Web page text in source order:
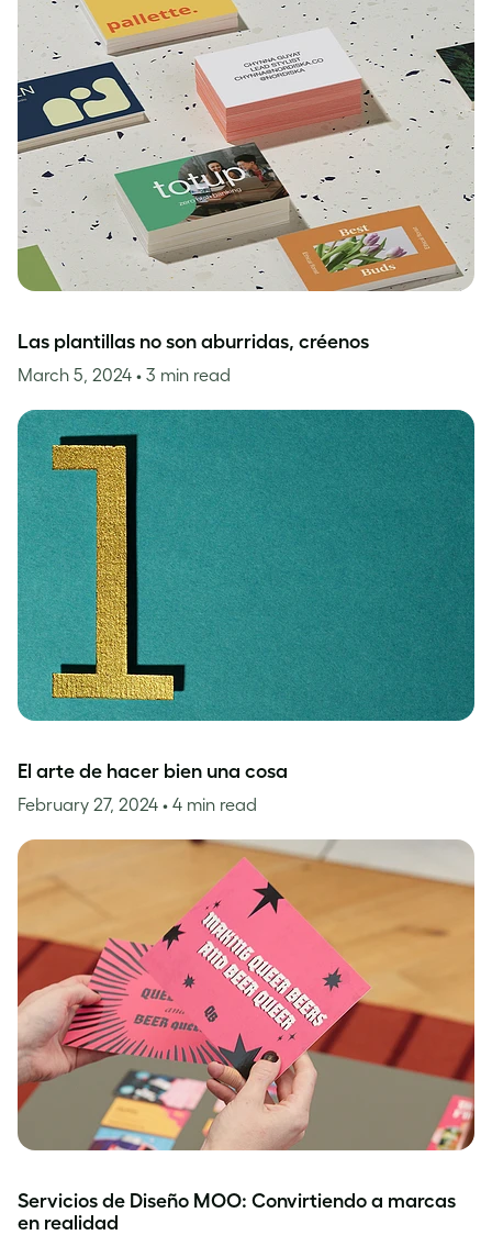
Las plantillas no son aburridas, créenos
March 5, 2024 • 3 min read
El arte de hacer bien una cosa
February 27, 2024 • 4 min read
Servicios de Diseño MOO: Convirtiendo a marcas
en realidad